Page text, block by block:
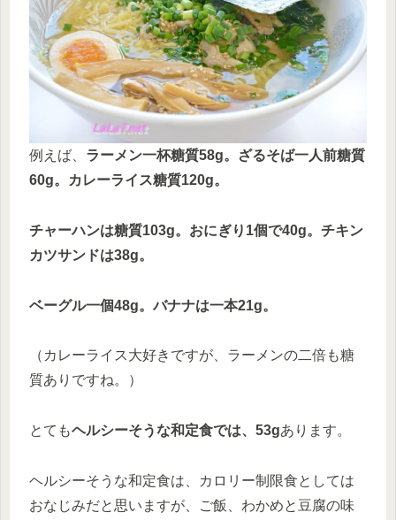
例えば、 ラーメン一杯糖質58g。ざるそば一人前糖質
60g。カレーライス糖質120g。
チャーハンは糖質103g。おにぎり1個で40g。チキン
カツサンドは38g。
ベーグル一個48g。バナナは一本21g。
（カレーライス大好きですが、ラーメンの二倍も糖
質ありですね。）
とてもヘルシーそうな和定食では、53gあります。
ヘルシーそうな和定食は、カロリー制限食としては
おなじみだと思いますが、ご飯、わかめと豆腐の味